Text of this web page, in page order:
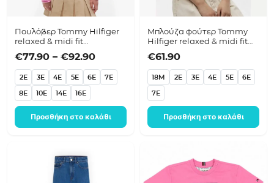
Πουλόβερ Tommy Hilfiger
relaxed & midi fit
€77.90 – €92.90Price range: €77.90 through
2E 3E 4E 5E 6E
7E
8E
10E 14E 16E
Προσθήκη στο καλάθι
Μπλούζα φούτερ Tommy
Hilfiger relaxed & midi fit
€61.90
18M 2E 3E 4E 5E
6E
7E
Προσθήκη στο καλάθι